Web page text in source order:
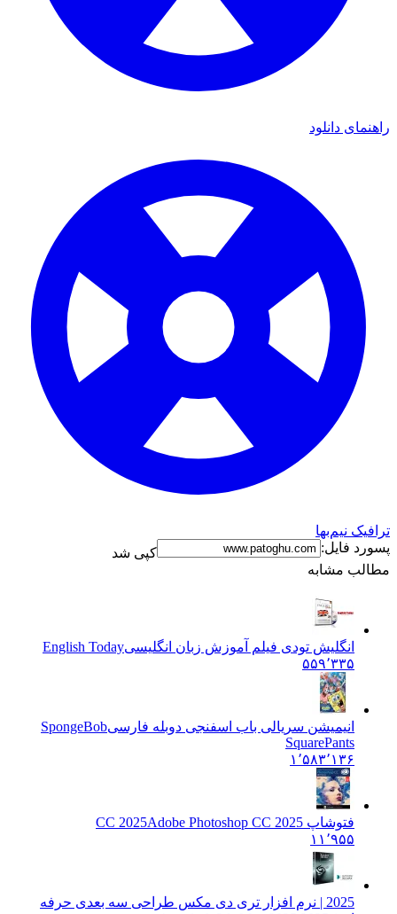
راهنمای دانلود
ترافیک نیم‌بها
پسورد فایل:
کپی شد
مطالب مشابه
انگلیش تودی فیلم آموزش زبان انگليسیEnglish Today
۵۵۹٬۳۳۵
انیمیشن سریالی باب اسفنجی دوبله فارسیSpongeBob
SquarePants
۱٬۵۸۳٬۱۳۶
فتوشاپ CC 2025 Adobe Photoshop CC 2025
۱۱٬۹۵۵
2025 | نرم افزار تری دی مکس طراحی سه بعدی حرفه